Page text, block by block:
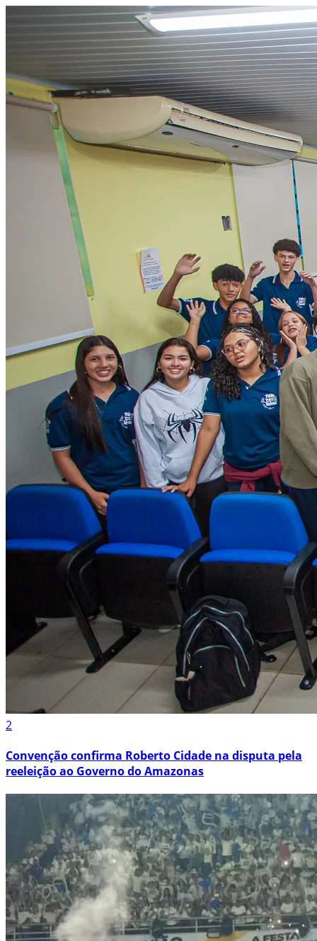
2
Convenção confirma Roberto Cidade na disputa pela
reeleição ao Governo do Amazonas